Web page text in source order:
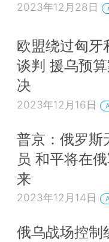
2023年12月28日
欧盟绕过匈牙
谈判 援乌预
决
2023年12月16日
普京：俄罗斯
员 和平将在
来
2023年12月14日
俄乌战场控制